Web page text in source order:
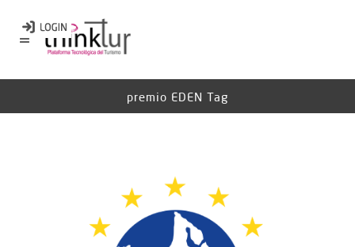
premio EDEN Tag